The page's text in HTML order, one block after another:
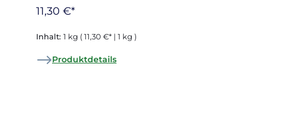
11,30 €*
Inhalt: 1 kg ( 11,30 €* | 1 kg )
Produktdetails